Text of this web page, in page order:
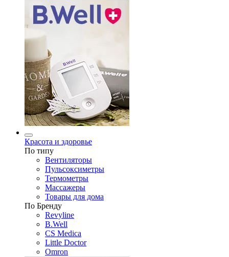
Красота и здоровье
По типу
Вентиляторы
Пульсоксиметры
Термометры
Массажеры
Товары для дома
По Бренду
Revyline
B.Well
CS Medica
Little Doctor
Omron